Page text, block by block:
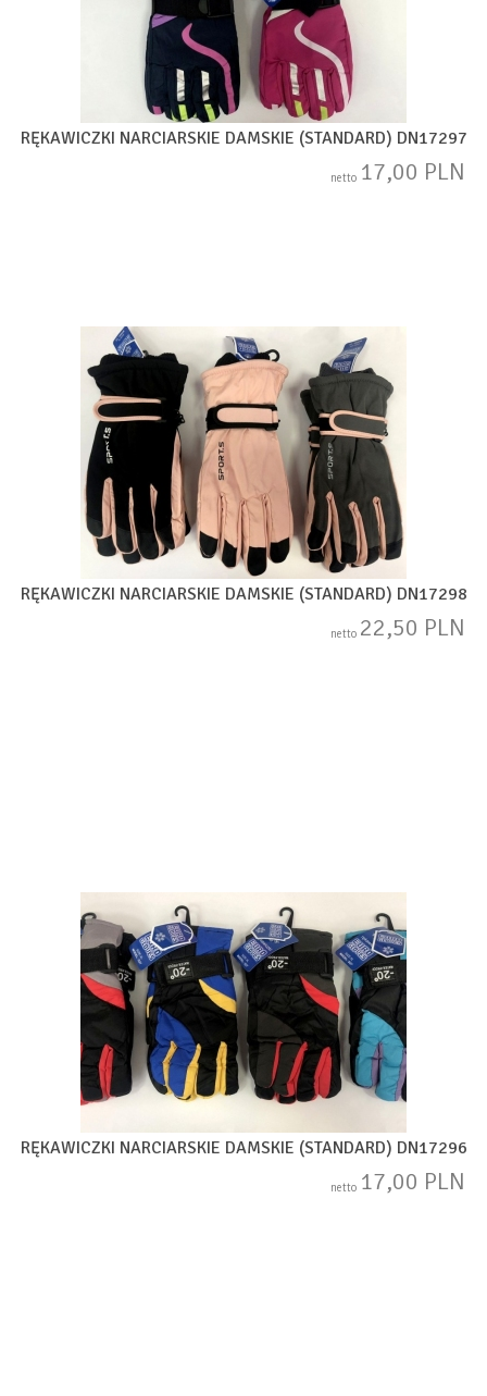
RĘKAWICZKI NARCIARSKIE DAMSKIE (STANDARD) DN17297
netto 17,00 PLN
RĘKAWICZKI NARCIARSKIE DAMSKIE (STANDARD) DN17298
netto 22,50 PLN
RĘKAWICZKI NARCIARSKIE DAMSKIE (STANDARD) DN17296
netto 17,00 PLN